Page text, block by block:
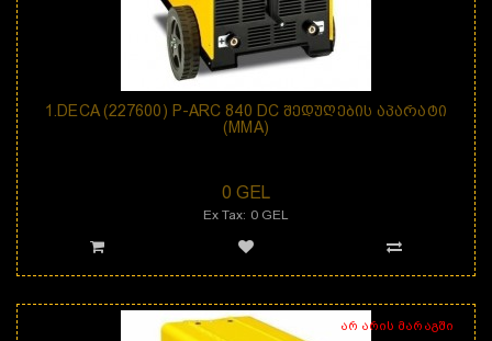
1.DECA (227600) P-ARC 840 DC ᲨᲔᲓᲣᲦᲔᲑᲘᲡ ᲐᲞᲐᲠᲐᲢᲘ
(MMA)
0 GEL
Ex Tax: 0 GEL
არ არის მარაგში